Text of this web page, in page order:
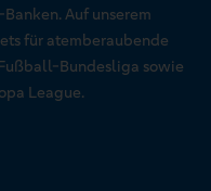
Auf unserem
für atemberaubende
Bundesliga sowie
League.